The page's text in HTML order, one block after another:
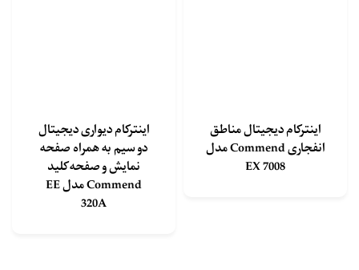
اینترکام دیجیتال مناطق
انفجاری Commend مدل
EX 7008
اینترکام دیواری دیجیتال
دو سیم به همراه صفحه
نمایش و صفحه کلید
Commend مدل EE
320A